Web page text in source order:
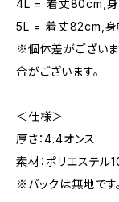
4L = 着丈80cm,
5L = 着丈82cm,
※個体差がござい
合がございます。
＜仕様＞
厚さ：4.4オンス
素材：ポリエステ
※バックは無地です。